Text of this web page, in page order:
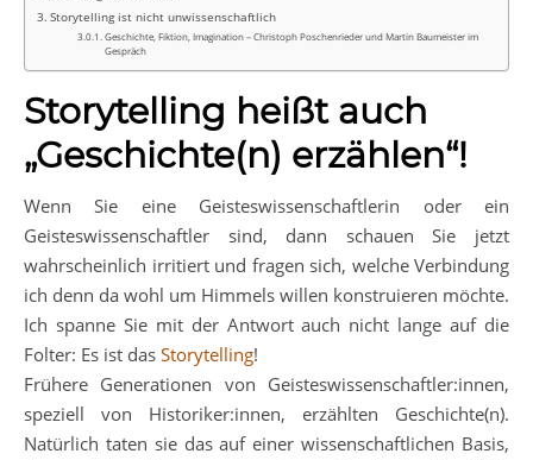
Storytelling ist nicht unwissenschaftlich
Geschichte, Fiktion, Imagination – Christoph Poschenrieder und Martin Baumeister im
Gespräch
Storytelling heißt auch
„Geschichte(n) erzählen“!
Wenn Sie eine Geisteswissenschaftlerin oder ein
Geisteswissenschaftler sind, dann schauen Sie jetzt
wahrscheinlich irritiert und fragen sich, welche Verbindung
ich denn da wohl um Himmels willen konstruieren möchte.
Ich spanne Sie mit der Antwort auch nicht lange auf die
Folter: Es ist das Storytelling!
Frühere Generationen von Geisteswissenschaftler:innen,
speziell von Historiker:innen, erzählten Geschichte(n).
Natürlich taten sie das auf einer wissenschaftlichen Basis,